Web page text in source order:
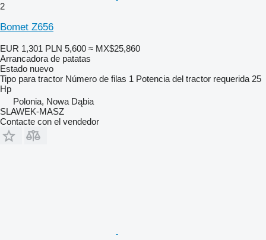
2
Bomet Z656
EUR 1,301 PLN 5,600 ≈ MX$25,860
Arrancadora de patatas
Estado nuevo
Tipo para tractor Número de filas 1 Potencia del tractor requerida 25
Hp
Polonia, Nowa Dąbia
SLAWEK-MASZ
Contacte con el vendedor